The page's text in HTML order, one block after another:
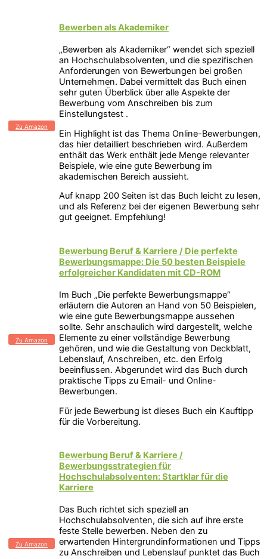
Zu Amazon
Bewerben als Akademiker
„Bewerben als Akademiker“ wendet sich speziell
an Hochschulabsolventen, und die spezifischen
Anforderungen von Bewerbungen bei großen
Unternehmen. Dabei vermittelt das Buch einen
sehr guten Überblick über alle Aspekte der
Bewerbung vom Anschreiben bis zum
Einstellungstest .
Ein Highlight ist das Thema Online-Bewerbungen,
das hier detailliert beschrieben wird. Außerdem
enthält das Werk enthält jede Menge relevanter
Beispiele, wie eine gute Bewerbung im
akademischen Bereich aussieht.
Auf knapp 200 Seiten ist das Buch leicht zu lesen,
und als Referenz bei der eigenen Bewerbung sehr
gut geeignet. Empfehlung!
Zu Amazon
Bewerbung Beruf & Karriere / Die perfekte
Bewerbungsmappe: Die 50 besten Beispiele
erfolgreicher Kandidaten mit CD-ROM
Im Buch „Die perfekte Bewerbungsmappe“
erläutern die Autoren an Hand von 50 Beispielen,
wie eine gute Bewerbungsmappe aussehen
sollte. Sehr anschaulich wird dargestellt, welche
Elemente zu einer vollständige Bewerbung
gehören, und wie die Gestaltung von Deckblatt,
Lebenslauf, Anschreiben, etc. den Erfolg
beeinflussen. Abgerundet wird das Buch durch
praktische Tipps zu Email- und Online-
Bewerbungen.
Für jede Bewerbung ist dieses Buch ein Kauftipp
für die Vorbereitung.
Zu Amazon
Bewerbung Beruf & Karriere /
Bewerbungsstrategien für
Hochschulabsolventen: Startklar für die
Karriere
Das Buch richtet sich speziell an
Hochschulabsolventen, die sich auf ihre erste
feste Stelle bewerben. Neben den zu
erwartenden Hintergrundinformationen und Tipps
zu Anschreiben und Lebenslauf punktet das Buch